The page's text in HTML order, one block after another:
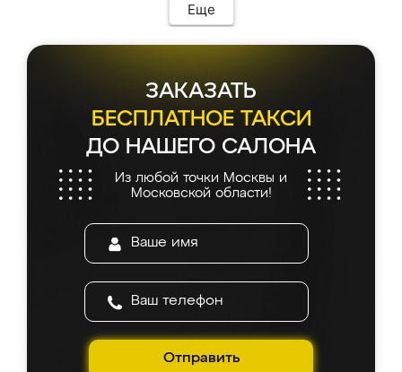
Еще
ЗАКАЗАТЬ
БЕСПЛАТНОЕ ТАКСИ
ДО НАШЕГО САЛОНА
Из любой точки Москвы и
Московской области!
Отправить